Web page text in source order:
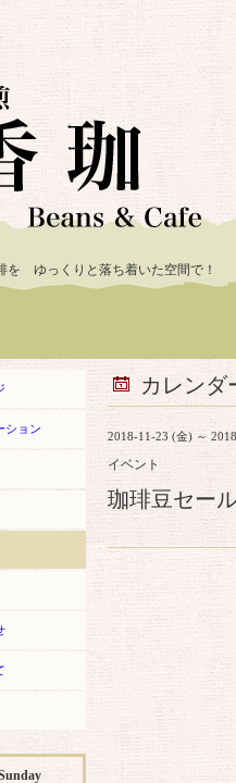
を ゆっくりと落ち着いた空間で！
カレンダ
2018-11-23 (金) ～
イベント
珈琲豆セー
ション